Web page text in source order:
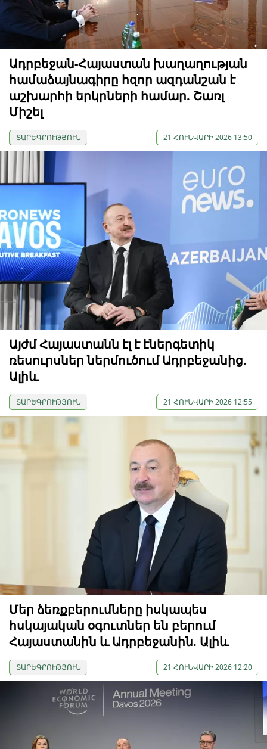
Ադրբեջան-Հայաստան խաղաղության
համաձայնագիրը հզոր ազդանշան է
աշխարհի երկրների համար. Շառլ
Միշել
ՏԱՐԵԳՐՈՒԹՅՈՒՆ 21 ՀՈՒՆՎԱՐԻ 2026 13:50
Այժմ Հայաստանն էլ է էներգետիկ
ռեսուրսներ ներմուծում Ադրբեջանից.
Ալիև
ՏԱՐԵԳՐՈՒԹՅՈՒՆ 21 ՀՈՒՆՎԱՐԻ 2026 12:55
Մեր ձեռքբերումները իսկապես
հսկայական օգուտներ են բերում
Հայաստանին և Ադրբեջանին. Ալիև
ՏԱՐԵԳՐՈՒԹՅՈՒՆ 21 ՀՈՒՆՎԱՐԻ 2026 12:20